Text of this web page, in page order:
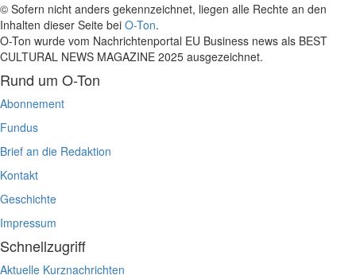
© Sofern nicht anders gekennzeichnet, liegen alle Rechte an den
Inhalten dieser Seite bei O-Ton.
O-Ton wurde vom Nachrichtenportal EU Business news als BEST
CULTURAL NEWS MAGAZINE 2025 ausgezeichnet.
Rund um O-Ton
Abonnement
Fundus
Brief an die Redaktion
Kontakt
Geschichte
Impressum
Schnellzugriff
Aktuelle Kurznachrichten